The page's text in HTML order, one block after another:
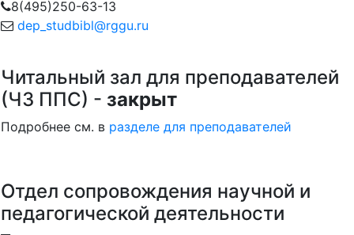
8(495)250-63-13
dep_studbibl@rggu.ru
Читальный зал для преподавателей
(ЧЗ ППС) - закрыт
Подробнее см. в разделе для преподавателей
Отдел сопровождения научной и
педагогической деятельности